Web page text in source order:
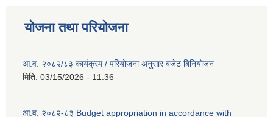
योजना तथा परियोजना
आ.व. २०८२/८३ कार्यक्रम / परियोजना अनुसार बजेट बिनियोजन
मिति: 03/15/2026 - 11:36
आ.व. २०८२-८३ Budget appropriation in accordance with